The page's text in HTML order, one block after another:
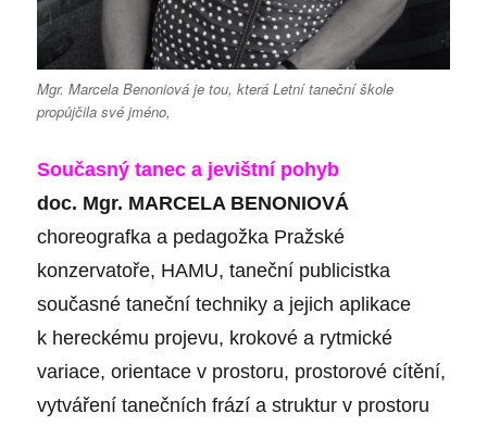
Mgr. Marcela Benoniová je tou, která Letní taneční škole
propůjčila své jméno,
Současný tanec a jevištní pohyb
doc. Mgr. MARCELA BENONIOVÁ
choreografka a pedagožka Pražské
konzervatoře, HAMU, taneční publicistka
současné taneční techniky a jejich aplikace
k hereckému projevu, krokové a rytmické
variace, orientace v prostoru, prostorové cítění,
vytváření tanečních frází a struktur v prostoru